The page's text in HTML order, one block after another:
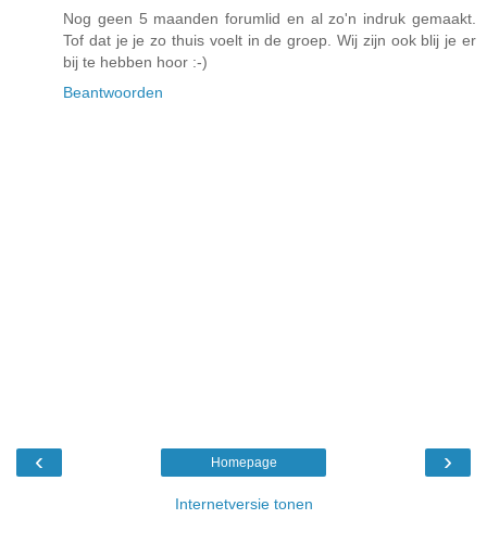
Nog geen 5 maanden forumlid en al zo'n indruk gemaakt.
Tof dat je je zo thuis voelt in de groep. Wij zijn ook blij je er
bij te hebben hoor :-)
Beantwoorden
‹ ›
Homepage
Internetversie tonen